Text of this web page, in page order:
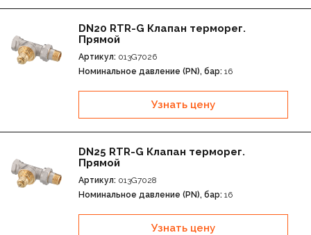
DN20 RTR-G Клапан терморег.
Прямой
Артикул: 013G7026
Номинальное давление (PN), бар: 16
Узнать цену
DN25 RTR-G Клапан терморег.
Прямой
Артикул: 013G7028
Номинальное давление (PN), бар: 16
Узнать цену